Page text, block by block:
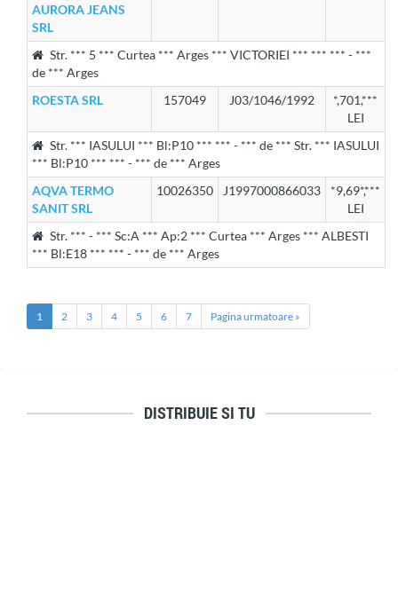
AURORA JEANS
SRL
Str. *** 5 *** Curtea *** Arges *** VICTORIEI *** *** *** - ***
de *** Arges
ROESTA SRL
157049 J03/1046/1992
*,701,***
LEI
Str. *** IASULUI *** Bl:P10 *** *** - *** de *** Str. *** IASULUI
*** Bl:P10 *** *** - *** de *** Arges
AQVA TERMO
SANIT SRL
10026350 J1997000866033
*9,69*,***
LEI
Str. *** - *** Sc:A *** Ap:2 *** Curtea *** Arges *** ALBESTI
*** Bl:E18 *** *** - *** de *** Arges
1 2 3 4 5 6 7 Pagina urmatoare »
DISTRIBUIE SI TU